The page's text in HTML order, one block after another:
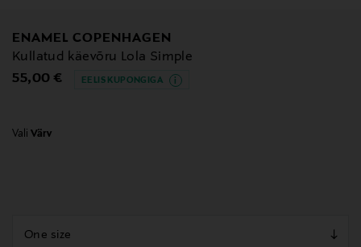
ENAMEL COPENHAGEN
Kullatud käevõru Lola Simple
Original Price
55,00 € EELIS KUPONGIGA
Vali Värv